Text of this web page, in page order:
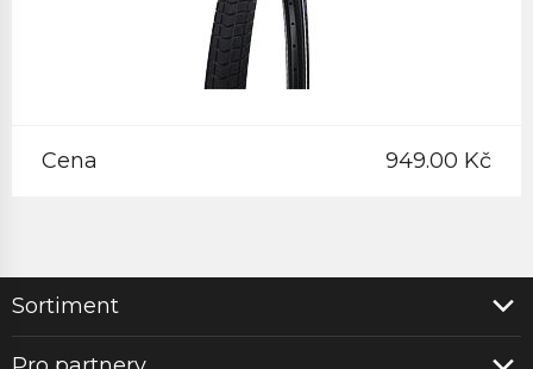
Cena 949.00 Kč
Sortiment